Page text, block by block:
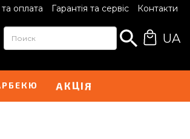
оплата Гарантія та сервіс Контакти
UA
АКЦІЯ